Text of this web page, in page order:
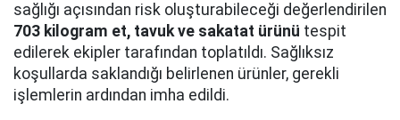
sağlığı açısından risk oluşturabileceği değerlendirilen
703 kilogram et, tavuk ve sakatat ürünü tespit
edilerek ekipler tarafından toplatıldı. Sağlıksız
koşullarda saklandığı belirlenen ürünler, gerekli
işlemlerin ardından imha edildi.